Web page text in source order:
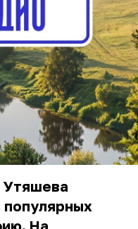
Утяшева
популярных
На